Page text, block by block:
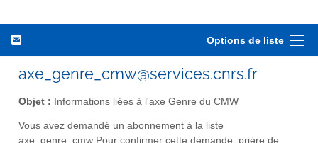
Options de liste
axe_genre_cmw@services.cnrs.fr
Objet : Informations liées à l'axe Genre du CMW
Vous avez demandé un abonnement à la liste
axe_genre_cmw Pour confirmer cette demande, prière de